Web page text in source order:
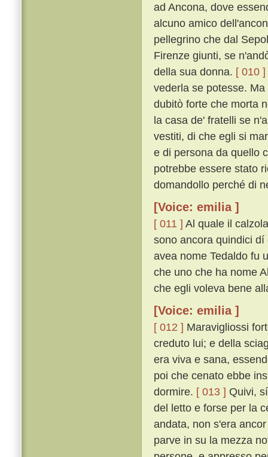
ad Ancona, dove
alcuno amico
pellegrino che dal
Firenze giunti, se
della sua donna. [ 010 ]
vederla se potesse.
dubitò forte che morta
la casa de' fratelli se
vestiti, di che egli si
e di persona da quello
potrebbe essere stato
domandollo perché di
[Voice: emilia ]
[ 011 ] Al quale il
sono ancora quindici
avea nome Tedaldo fu
che uno che ha nome
che egli voleva bene
[Voice: emilia ]
[ 012 ] Maravigliossi
creduto lui; e della
era viva e sana,
poi che cenato ebbe
dormire. [ 013 ] Quivi,
del letto e forse per la
andata, non s'era
parve in su la mezza